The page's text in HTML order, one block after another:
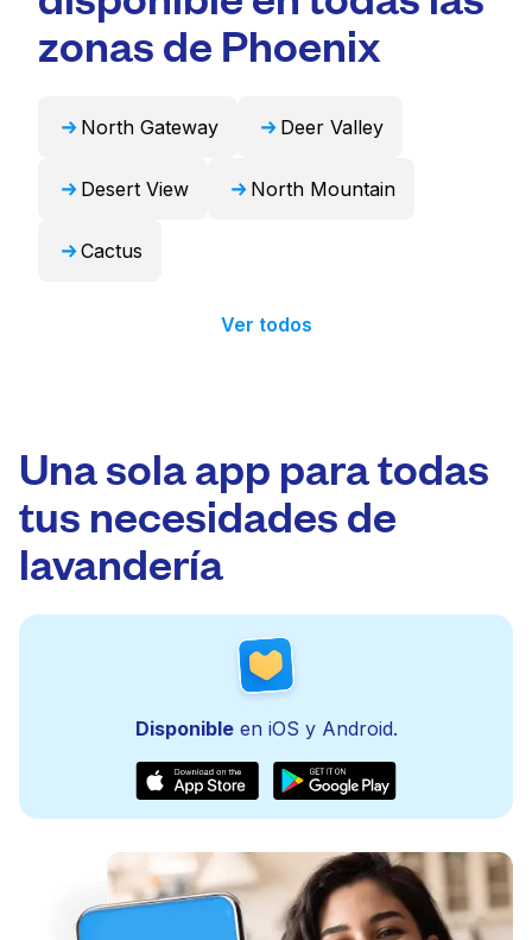
puede encargarse de estos artículos de forma
profesional y devolverlos listos para usar en
zonas de Phoenix
North Gateway Deer Valley
Desert View North Mountain
Cactus
Ver todos
Una sola app para todas
tus necesidades de
lavandería
Disponibleen iOS y Android.